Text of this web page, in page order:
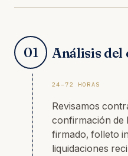
01 Análisis del
24–72 HORAS
Revisamos
confirmación de
firmado, folleto
liquidaciones